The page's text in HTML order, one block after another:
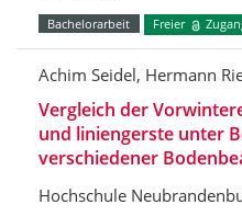
Bachelorarbeit Freier
Achim Seidel, Hermann
Vergleich der
und liniengerste unter
verschiedener
Hochschule